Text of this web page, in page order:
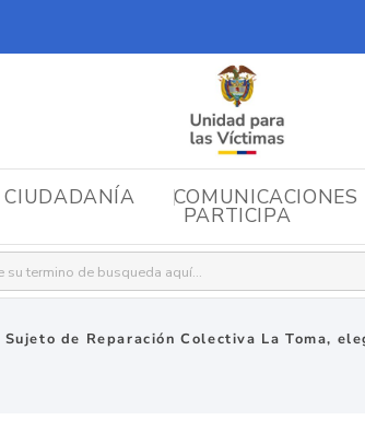
CIUDADANÍA COMUNICACIONES
PARTICIPA
de Reparación Colectiva La Toma,